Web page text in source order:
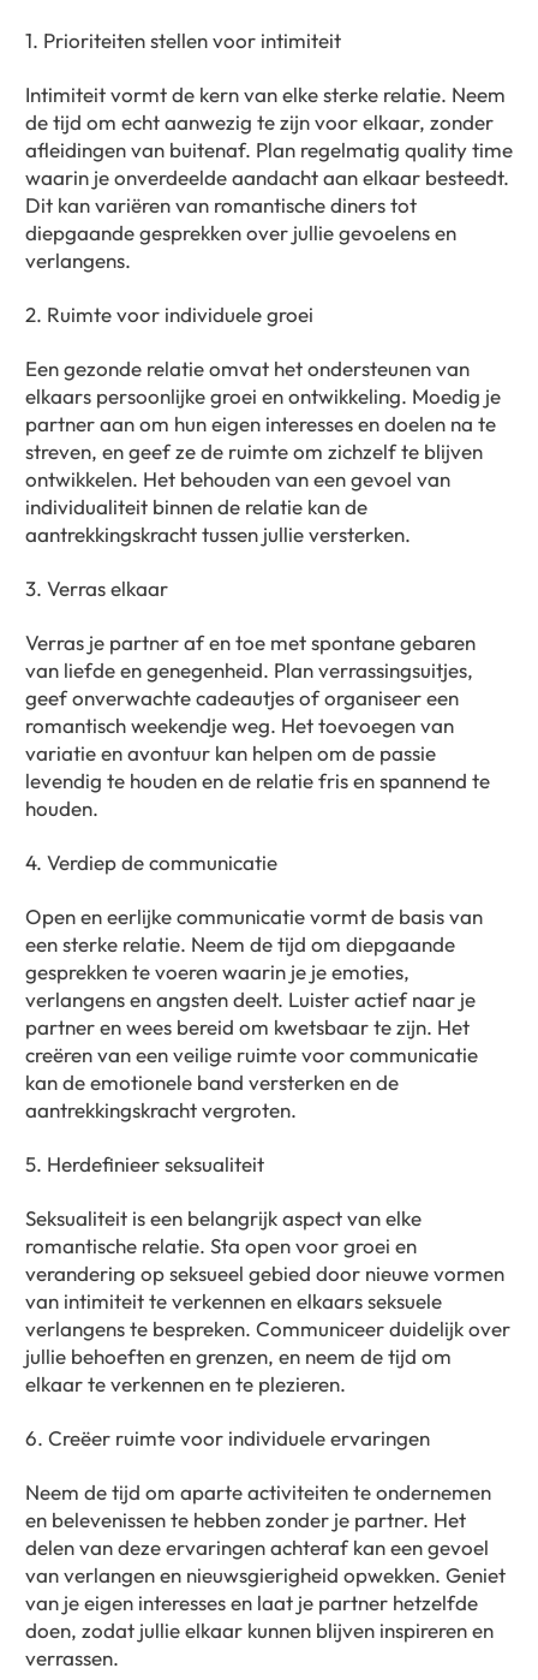
1. Prioriteiten stellen voor intimiteit
Intimiteit vormt de kern van elke sterke relatie. Neem
de tijd om echt aanwezig te zijn voor elkaar, zonder
afleidingen van buitenaf. Plan regelmatig quality time
waarin je onverdeelde aandacht aan elkaar besteedt.
Dit kan variëren van romantische diners tot
diepgaande gesprekken over jullie gevoelens en
verlangens.
2. Ruimte voor individuele groei
Een gezonde relatie omvat het ondersteunen van
elkaars persoonlijke groei en ontwikkeling. Moedig je
partner aan om hun eigen interesses en doelen na te
streven, en geef ze de ruimte om zichzelf te blijven
ontwikkelen. Het behouden van een gevoel van
individualiteit binnen de relatie kan de
aantrekkingskracht tussen jullie versterken.
3. Verras elkaar
Verras je partner af en toe met spontane gebaren
van liefde en genegenheid. Plan verrassingsuitjes,
geef onverwachte cadeautjes of organiseer een
romantisch weekendje weg. Het toevoegen van
variatie en avontuur kan helpen om de passie
levendig te houden en de relatie fris en spannend te
houden.
4. Verdiep de communicatie
Open en eerlijke communicatie vormt de basis van
een sterke relatie. Neem de tijd om diepgaande
gesprekken te voeren waarin je je emoties,
verlangens en angsten deelt. Luister actief naar je
partner en wees bereid om kwetsbaar te zijn. Het
creëren van een veilige ruimte voor communicatie
kan de emotionele band versterken en de
aantrekkingskracht vergroten.
5. Herdefinieer seksualiteit
Seksualiteit is een belangrijk aspect van elke
romantische relatie. Sta open voor groei en
verandering op seksueel gebied door nieuwe vormen
van intimiteit te verkennen en elkaars seksuele
verlangens te bespreken. Communiceer duidelijk over
jullie behoeften en grenzen, en neem de tijd om
elkaar te verkennen en te plezieren.
6. Creëer ruimte voor individuele ervaringen
Neem de tijd om aparte activiteiten te ondernemen
en belevenissen te hebben zonder je partner. Het
delen van deze ervaringen achteraf kan een gevoel
van verlangen en nieuwsgierigheid opwekken. Geniet
van je eigen interesses en laat je partner hetzelfde
doen, zodat jullie elkaar kunnen blijven inspireren en
verrassen.